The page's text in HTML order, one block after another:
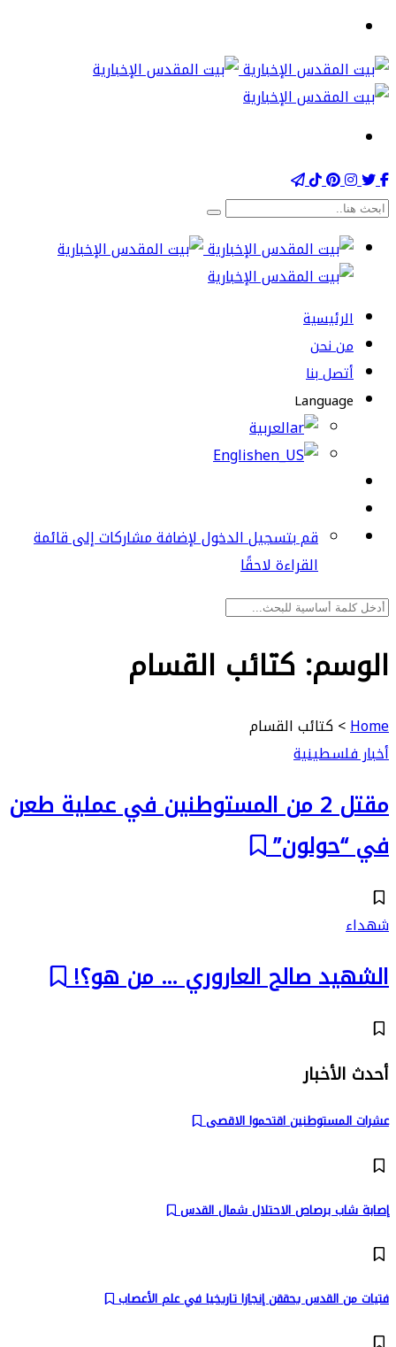
الرئيسية
من نحن
أتصل بنا
Language
العربية
English
قم بتسجيل الدخول لإضافة مشاركات إلى قائمة
القراءة لاحقًا
الوسم: كتائب القسام
Home
>كتائب القسام
أخبار فلسطينية
مقتل 2 من المستوطنين في عملية طعن
في “حولون”
شهداء
الشهيد صالح العاروري … من هو؟!
أحدث الأخبار
عشرات المستوطنين اقتحموا الاقصى
إصابة شاب برصاص الاحتلال شمال القدس
فتيات من القدس يحققن إنجازا تاريخيا في علم الأعصاب